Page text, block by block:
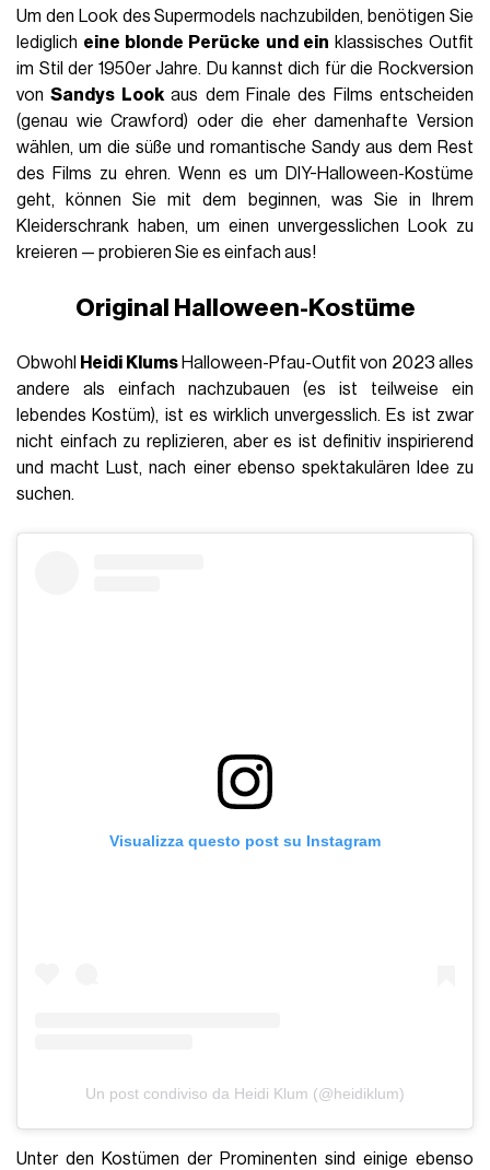
Um den Look des Supermodels nachzubilden, benötigen Sie
lediglich eine blonde Perücke und ein klassisches Outfit
im Stil der 1950er Jahre. Du kannst dich für die Rockversion
vonSandys Lookaus dem Finale des Films entscheiden
(genau wie Crawford) oder die eher damenhafte Version
wählen, um die süße und romantische Sandy aus dem Rest
des Films zu ehren. Wenn es um DIY-Halloween-Kostüme
geht, können Sie mit dem beginnen, was Sie in Ihrem
Kleiderschrank haben, um einen unvergesslichen Look zu
kreieren — probieren Sie es einfach aus!
Original Halloween-Kostüme
Obwohl Heidi KlumsHalloween-Pfau-Outfit von 2023 alles
andere als einfach nachzubauen (es ist teilweise ein
lebendes Kostüm), ist es wirklich unvergesslich. Es ist zwar
nicht einfach zu replizieren, aber es ist definitiv inspirierend
und macht Lust, nach einer ebenso spektakulären Idee zu
suchen.
Visualizza questo post su Instagram
Un post condiviso da Heidi Klum (@heidiklum)
Unter den Kostümen der Prominenten sind einige ebenso